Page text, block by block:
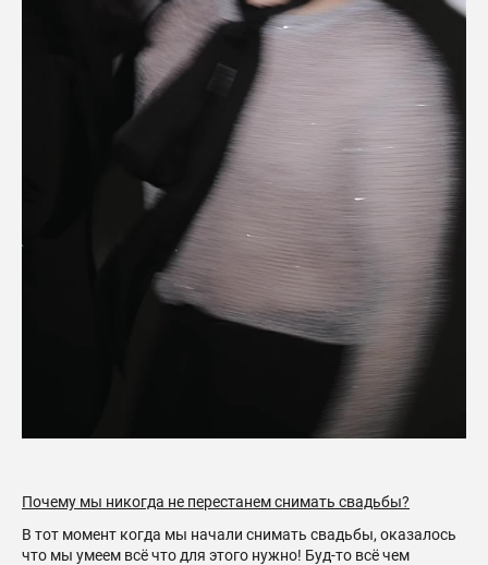
Почему мы никогда не перестанем снимать свадьбы?
В тот момент когда мы начали снимать свадьбы, оказалось
что мы умеем всё что для этого нужно! Буд-то всё чем